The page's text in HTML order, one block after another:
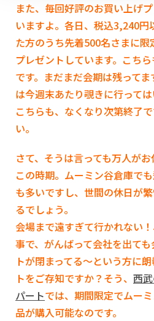
また、毎回好評のお買い上げ
いますよ。各日、税込3,240円
た方のうち先着500名さまに限
プレゼントしています。こち
です。まだまだ会期は残って
は今週末あたり覗きに行っては
こちらも、なくなり次第終了
い。
さて、そうは言っても万人が
この時期。ムーミン谷倉庫で
も多いですし、世間の休日が
るでしょう。
会場まで遠すぎて行かれない
事で、がんばって会社を出て
トが閉まってる～という方に
トをご存知ですか？そう、 西
パートでは、期間限定でムー
品が購入可能なのです。